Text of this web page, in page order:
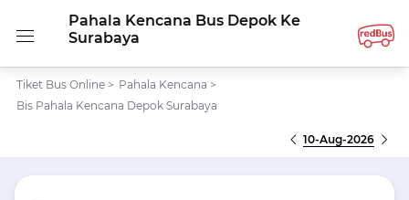
Pahala Kencana Bus Depok Ke
Surabaya
Tiket Bus Online > Pahala Kencana >
Bis Pahala Kencana Depok Surabaya
10-Aug-2026